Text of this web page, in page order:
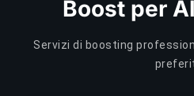
Boost per
Servizi di boosting